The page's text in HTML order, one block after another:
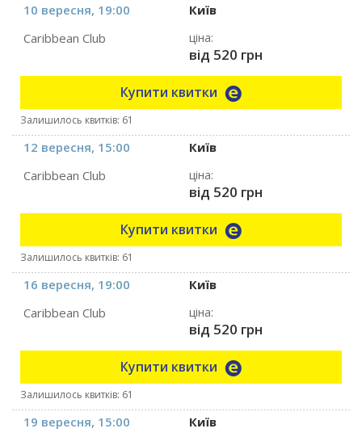
10 вересня, 19:00
Київ
Caribbean Club
ціна:
від 520 грн
Купити квитки
Залишилось квитків: 61
12 вересня, 15:00
Київ
Caribbean Club
ціна:
від 520 грн
Купити квитки
Залишилось квитків: 61
16 вересня, 19:00
Київ
Caribbean Club
ціна:
від 520 грн
Купити квитки
Залишилось квитків: 61
19 вересня, 15:00
Київ